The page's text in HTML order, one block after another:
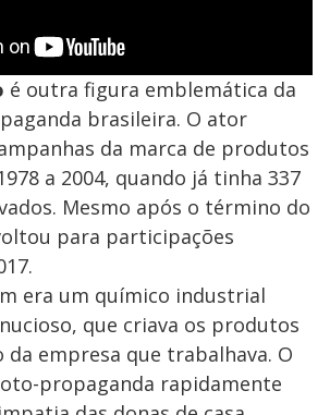
é outra figura emblemática da
brasileira. O ator
da marca de produtos
a 2004, quando já tinha 337
Mesmo após o término do
para participações
era um químico industrial
que criava os produtos
empresa que trabalhava. O
propaganda rapidamente